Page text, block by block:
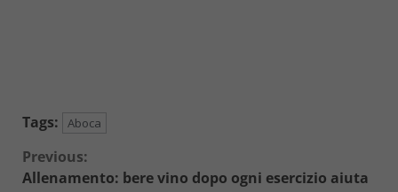
Tags: Aboca
Continue
Previous:
Allenamento: bere vino dopo ogni esercizio aiuta